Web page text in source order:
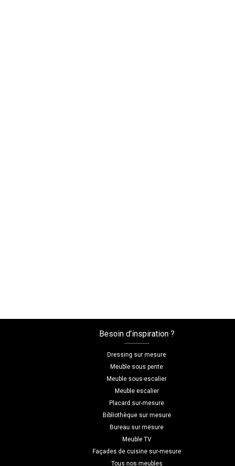
Besoin d’inspiration ?
Dressing sur mesure
Meuble sous pente
Meuble sous-escalier
Meuble escalier
Placard sur-mesure
Bibliothèque sur mesure
Bureau sur mesure
Meuble TV
Façades de cuisine sur-mesure
Tous nos meubles